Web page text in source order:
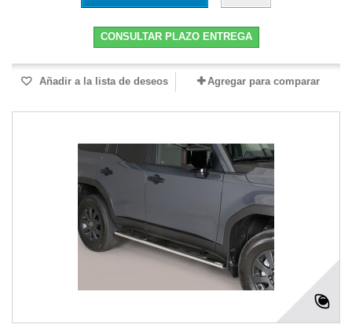
CONSULTAR PLAZO ENTREGA
Añadir a la lista de deseos Agregar para comparar